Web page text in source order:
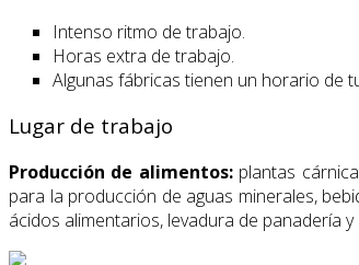
Intenso ritmo de trabajo.
Horas extra de trabajo.
Algunas fábricas tienen un horario de
Lugar de trabajo
Producción de alimentos:plantas
para la producción de aguas minerales,
ácidos alimentarios, levadura de panadería